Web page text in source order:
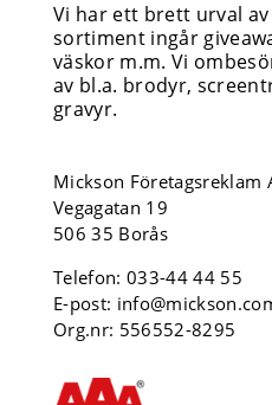
Vi har ett brett urval
sortiment ingår
väskor m.m. Vi
av bl.a. brodyr,
gravyr.
Mickson Företagsreklam
Vegagatan 19
506 35 Borås
Telefon:033-44 44 55
E-post:
Org.nr: 556552-8295